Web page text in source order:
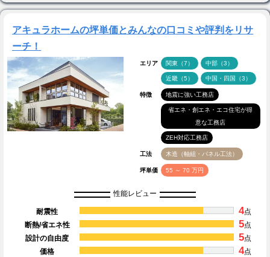
アキュラホームの坪単価とみんなの口コミや評判をリサ
ーチ！
エリア 関東（7） 中部（3）
近畿（5） 中国・四国（3）
特徴 地震に強い工務店
省エネ・創エネ・エコ住宅が得
意な工務店
ZEH対応工務店
工法 木造（軸組・パネル工法）
坪単価 55 ～ 70 万円
性能レビュー
耐震性 4点
断熱/省エネ性
5点
設計の自由度
5点
価格
4点